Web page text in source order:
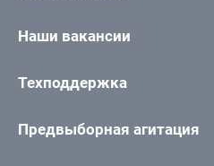
Наши вакансии
Техподдержка
Предвыборная агитация